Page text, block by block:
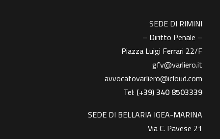
SEDE DI RIMINI
– Diritto Penale –
Piazza Luigi Ferrari 22/F
gfv@varliero.it
avvocatovarliero@icloud.com
Tel: (+39) 340 8503339
SEDE DI BELLARIA IGEA-MARINA
Via C. Pavese 21